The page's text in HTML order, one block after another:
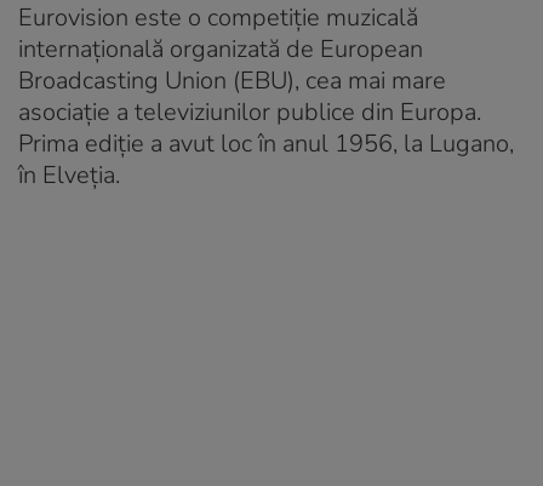
Eurovision este o competiție muzicală
internațională organizată de European
Broadcasting Union (EBU), cea mai mare
asociație a televiziunilor publice din Europa.
Prima ediție a avut loc în anul 1956, la Lugano,
în Elveția.